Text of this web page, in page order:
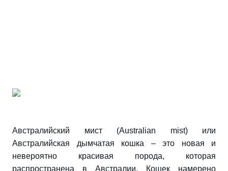
Австралийский мист (Australian mist) или
Австралийская дымчатая кошка – это новая и
невероятно красивая порода, которая
распространена в Австралии. Кошек намерено